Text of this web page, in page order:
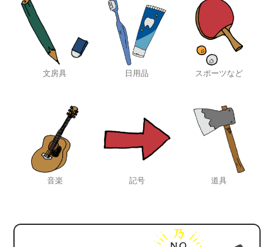
文房具 日用品 スポーツなど
音楽 記号 道具